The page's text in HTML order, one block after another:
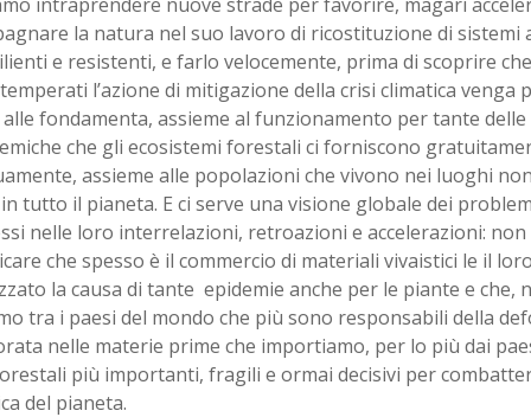
la natura nel suo lavoro di ricostituzione di
e resistenti, e farlo velocemente, prima di scoprire
l’azione di mitigazione della crisi climatica venga
fondamenta, assieme al funzionamento per tante
che gli ecosistemi forestali ci forniscono
assieme alle popolazioni che vivono nei luoghi
tutto il pianeta. E ci serve una visione globale dei
nelle loro interrelazioni, retroazioni e accelerazioni:
che spesso è il commercio di materiali vivaistici le il
la causa di tante epidemie anche per le piante e che,
tra i paesi del mondo che più sono responsabili della
nelle materie prime che importiamo, per lo più dai
più importanti, fragili e ormai decisivi per
del pianeta.